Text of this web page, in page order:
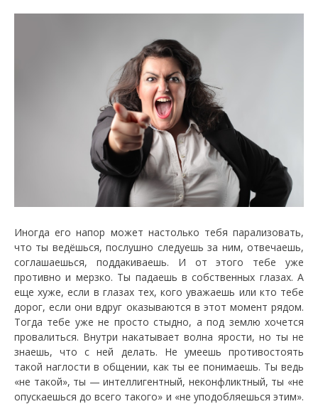
Иногда его напор может настолько тебя парализовать,
что ты ведёшься, послушно следуешь за ним, отвечаешь,
соглашаешься, поддакиваешь. И от этого тебе уже
противно и мерзко. Ты падаешь в собственных глазах. А
еще хуже, если в глазах тех, кого уважаешь или кто тебе
дорог, если они вдруг оказываются в этот момент рядом.
Тогда тебе уже не просто стыдно, а под землю хочется
провалиться. Внутри накатывает волна ярости, но ты не
знаешь, что с ней делать. Не умеешь противостоять
такой наглости в общении, как ты ее понимаешь. Ты ведь
«не такой», ты — интеллигентный, неконфликтный, ты «не
опускаешься до всего такого» и «не уподобляешься этим».